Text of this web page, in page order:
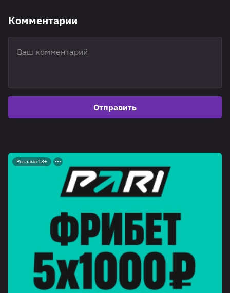
Комментарии
Отправить
Реклама 18+